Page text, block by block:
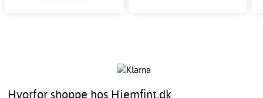
Hvorfor shoppe hos Hjemfint.dk